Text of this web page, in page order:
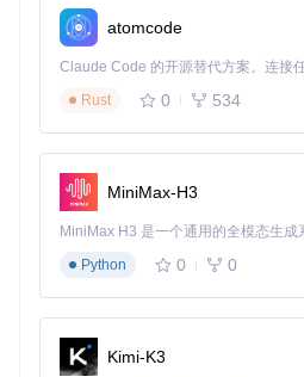
系完整性
2.3 与Unity工作流深度整合
通过分析Unity的导入器行为，插件
义
问题
材质路径采用相对引用，支持
三、实施路径：从安装到导
安装流程
atomcode
Rust
0 534
MiniMax-H3
Python
0 0
Kimi-K3